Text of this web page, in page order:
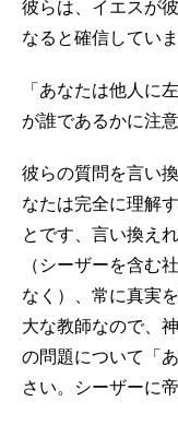
彼らは、イエスが
なると確信していま
「あなたは他人に
が誰であるかに注
彼らの質問を言い
なたは完全に理解
とです、言い換え
（シーザーを含む
なく）、常に真実
大な教師なので、
の問題について「
さい。シーザーに